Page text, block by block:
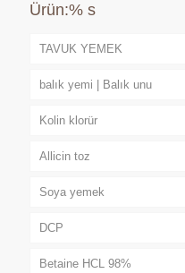
Ürün:% s
TAVUK YEMEK
balık yemi | Balık unu
Kolin klorür
Allicin toz
Soya yemek
DCP
Betaine HCL 98%